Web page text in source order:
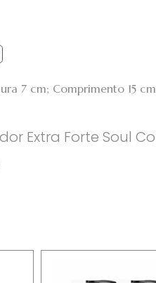
7 cm; Comprimento 15 cm
Extra Forte Soul